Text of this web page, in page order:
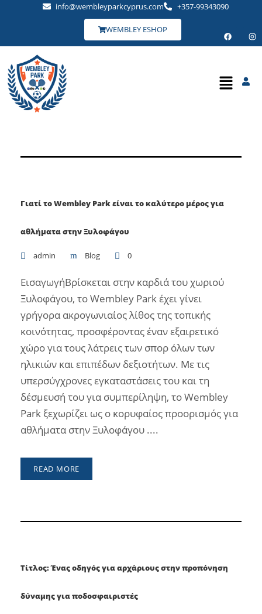
info@wembleyparkcyprus.com +357-99343090
WEMBLEY ESHOP
Γιατί το Wembley Park είναι το καλύτερο μέρος για
αθλήματα στην Ξυλοφάγου
admin Blog 0
ΕισαγωγήΒρίσκεται στην καρδιά του χωριού
Ξυλοφάγου, το Wembley Park έχει γίνει
γρήγορα ακρογωνιαίος λίθος της τοπικής
κοινότητας, προσφέροντας έναν εξαιρετικό
χώρο για τους λάτρεις των σπορ όλων των
ηλικιών και επιπέδων δεξιοτήτων. Με τις
υπερσύγχρονες εγκαταστάσεις του και τη
δέσμευσή του για συμπερίληψη, το Wembley
Park ξεχωρίζει ως ο κορυφαίος προορισμός για
αθλήματα στην Ξυλοφάγου ....
READ MORE
Τίτλος: Ένας οδηγός για αρχάριους στην προπόνηση
δύναμης για ποδοσφαιριστές